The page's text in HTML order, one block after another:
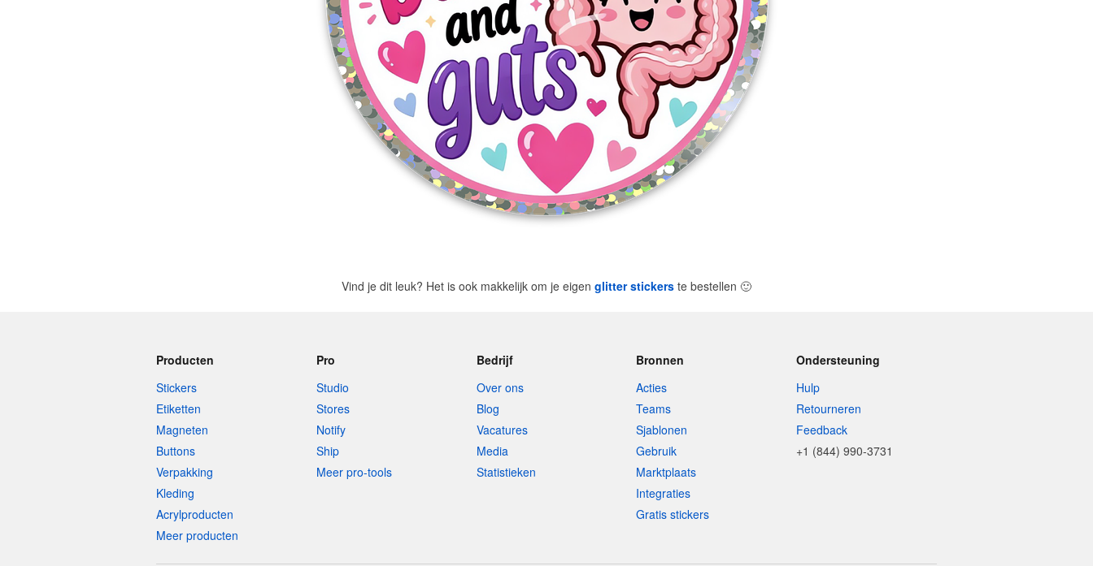
Vind je dit leuk? Het is ook makkelijk om je eigen glitter stickers te bestellen 🙂
Producten
Stickers
Etiketten
Magneten
Buttons
Verpakking
Kleding
Acrylproducten
Meer producten
Pro
Studio
Stores
Notify
Ship
Meer pro-tools
Bedrijf
Over ons
Blog
Vacatures
Media
Statistieken
Bronnen
Acties
Teams
Sjablonen
Gebruik
Marktplaats
Integraties
Gratis stickers
Ondersteuning
Hulp
Retourneren
Feedback
+1 (844) 990-3731